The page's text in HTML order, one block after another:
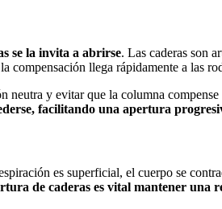
se la invita a abrirse. Las caderas son
compensación llega rápidamente a las
y evitar que la columna
facilitando una apertura
es superficial, el cuerpo se
de caderas es vital mantener una